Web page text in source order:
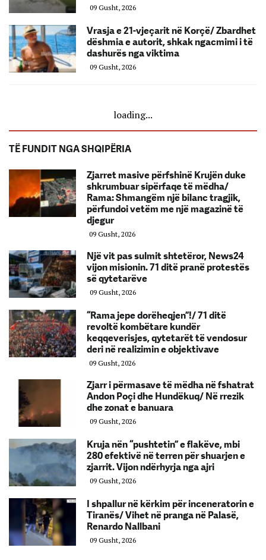
09 Gusht, 2026
Vrasja e 21-vjeçarit në Korçë/ Zbardhet
dëshmia e autorit, shkak ngacmimi i të
dashurës nga viktima
09 Gusht, 2026
loading...
TË FUNDIT NGA SHQIPËRIA
Zjarret masive përfshinë Krujën duke
shkrumbuar sipërfaqe të mëdha/
Rama: Shmangëm një bilanc tragjik,
përfundoi vetëm me një magazinë të
djegur
09 Gusht, 2026
Një vit pas sulmit shtetëror, News24
vijon misionin. 71 ditë pranë protestës
së qytetarëve
09 Gusht, 2026
“Rama jepe dorëheqjen”!/ 71 ditë
revoltë kombëtare kundër
keqqeverisjes, qytetarët të vendosur
deri në realizimin e objektivave
09 Gusht, 2026
Zjarr i përmasave të mëdha në fshatrat
Andon Poçi dhe Hundëkuq/ Në rrezik
dhe zonat e banuara
09 Gusht, 2026
Kruja nën “pushtetin” e flakëve, mbi
280 efektivë në terren për shuarjen e
zjarrit. Vijon ndërhyrja nga ajri
09 Gusht, 2026
I shpallur në kërkim për inceneratorin e
Tiranës/ Vihet në pranga në Palasë,
Renardo Nallbani
09 Gusht, 2026